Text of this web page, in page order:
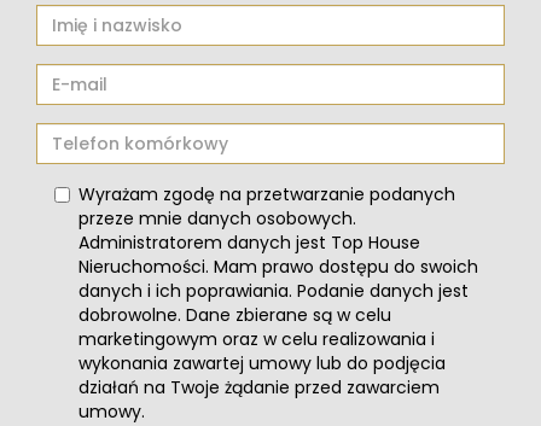
Wyrażam zgodę na przetwarzanie podanych
przeze mnie danych osobowych.
Administratorem danych jest Top House
Nieruchomości. Mam prawo dostępu do swoich
danych i ich poprawiania. Podanie danych jest
dobrowolne. Dane zbierane są w celu
marketingowym oraz w celu realizowania i
wykonania zawartej umowy lub do podjęcia
działań na Twoje żądanie przed zawarciem
umowy.